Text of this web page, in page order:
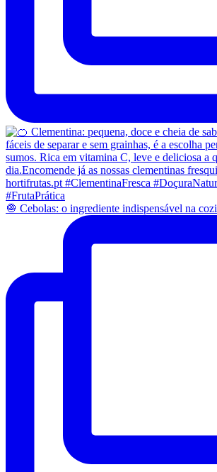
🧅 Cebolas: o ingrediente indispensável na cozi